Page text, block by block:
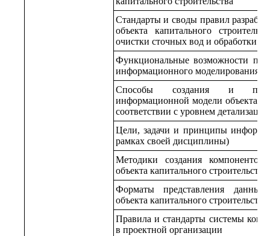
Стандарты и своды правил
объекта капитального
очистки сточных вод и обработки
Функциональные возможности
информационного моделирования
Способы создания и
информационной модели объекта
соответствии с уровнем
Цели, задачи и принципы
рамках своей дисциплины)
Методики создания
объекта капитального строительства
Форматы представления
объекта капитального
Правила и стандарты системы
в проектной организации